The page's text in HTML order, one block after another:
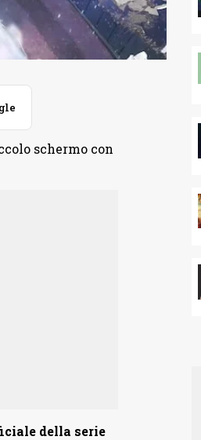
schermo con
della serie